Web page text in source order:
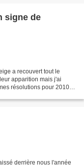
signe de
a recouvert tout le
apparition mais j'ai
résolutions pour 2010 :
derrière nous l'année